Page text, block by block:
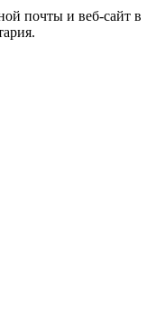
почты и веб-сайт в